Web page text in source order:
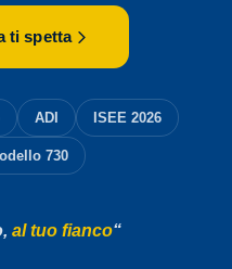
ti spetta
ADI ISEE 2026
730
al tuo fianco“